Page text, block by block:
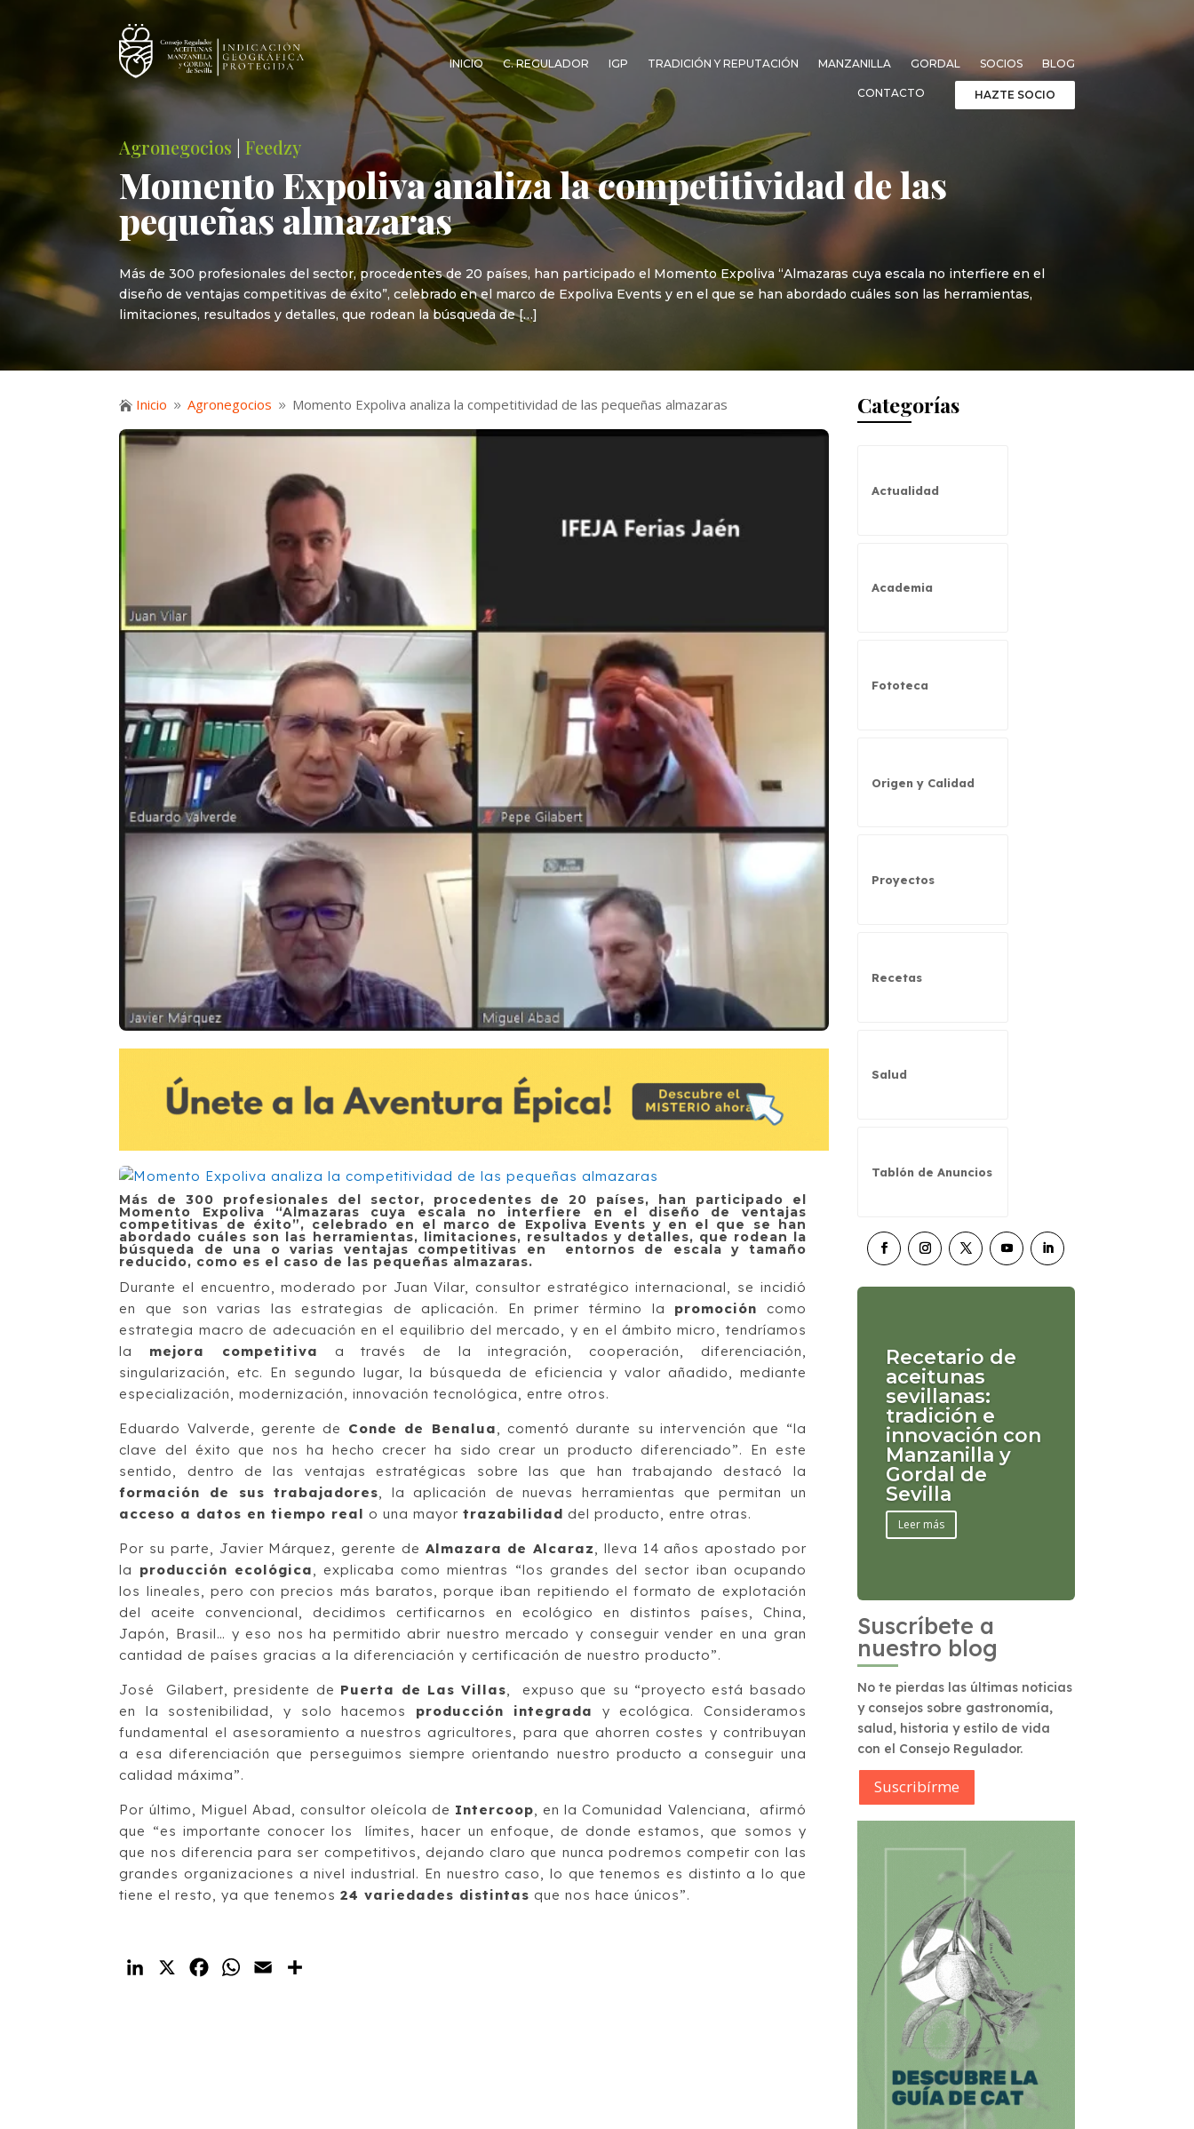
INICIO C. REGULADOR IGP TRADICIÓN Y REPUTACIÓN MANZANILLA GORDAL SOCIOS BLOG
CONTACTO HAZTE SOCIO
Agronegocios |Feedzy
Momento Expoliva analiza la competitividad de las
pequeñas almazaras
Más de 300 profesionales del sector, procedentes de 20 países, han participado el Momento Expoliva “Almazaras cuya escala no interfiere en el
diseño de ventajas competitivas de éxito”, celebrado en el marco de Expoliva Events y en el que se han abordado cuáles son las herramientas,
limitaciones, resultados y detalles, que rodean la búsqueda de […]
 Inicio 9 Agronegocios 9 Momento Expoliva analiza la competitividad de las pequeñas almazaras
Más de 300 profesionales del sector, procedentes de 20 países, han participado el
Momento Expoliva “Almazaras cuya escala no interfiere en el diseño de ventajas
competitivas de éxito”, celebrado en el marco de Expoliva Events y en el que se han
abordado cuáles son las herramientas, limitaciones, resultados y detalles, que rodean la
búsqueda de una o varias ventajas competitivas en entornos de escala y tamaño
reducido, como es el caso de las pequeñas almazaras.
Durante el encuentro, moderado por Juan Vilar, consultor estratégico internacional, se incidió
en que son varias las estrategias de aplicación. En primer término la promoción como
estrategia macro de adecuación en el equilibrio del mercado, y en el ámbito micro, tendríamos
la mejora competitiva a través de la integración, cooperación, diferenciación,
singularización, etc. En segundo lugar, la búsqueda de eficiencia y valor añadido, mediante
especialización, modernización, innovación tecnológica, entre otros.
Eduardo Valverde, gerente de Conde de Benalua , comentó durante su intervención que “la
clave del éxito que nos ha hecho crecer ha sido crear un producto diferenciado”. En este
sentido, dentro de las ventajas estratégicas sobre las que han trabajando destacó la
formación de sus trabajadores , la aplicación de nuevas herramientas que permitan un
acceso a datos en tiempo real o una mayortrazabilidad del producto, entre otras.
Por su parte, Javier Márquez, gerente de Almazara de Alcaraz
, lleva 14 años apostado por
la producción ecológica , explicaba como mientras “los grandes del sector iban ocupando
los lineales, pero con precios más baratos, porque iban repitiendo el formato de explotación
del aceite convencional, decidimos certificarnos en ecológico en distintos países, China,
Japón, Brasil… y eso nos ha permitido abrir nuestro mercado y conseguir vender en una gran
cantidad de países gracias a la diferenciación y certificación de nuestro producto”.
José Gilabert, presidente de Puerta de Las Villas , expuso que su “proyecto está basado
en la sostenibilidad, y solo hacemos producción integrada
y ecológica. Consideramos
fundamental el asesoramiento a nuestros agricultores, para que ahorren costes y contribuyan
a esa diferenciación que perseguimos siempre orientando nuestro producto a conseguir una
calidad máxima”.
Por último, Miguel Abad, consultor oleícola de Intercoop , en la Comunidad Valenciana, afirmó
que “es importante conocer los límites, hacer un enfoque, de donde estamos, que somos y
que nos diferencia para ser competitivos, dejando claro que nunca podremos competir con las
grandes organizaciones a nivel industrial. En nuestro caso, lo que tenemos es distinto a lo que
tiene el resto, ya que tenemos24 variedades distintas que nos hace únicos”.
LinkedIn
X FacebookWhatsApp
Email
Categorías
Actualidad
Academia
Fototeca
Origen y Calidad
Proyectos
Recetas
Salud
Tablón de Anuncios
Recetario de
aceitunas
sevillanas:
tradición e
innovación con
Manzanilla y
Gordal de
Sevilla
Leer más
Suscríbete a
nuestro blog
No te pierdas las últimas noticias
y consejos sobre gastronomía,
salud, historia y estilo de vida
con el Consejo Regulador.
Suscribírme